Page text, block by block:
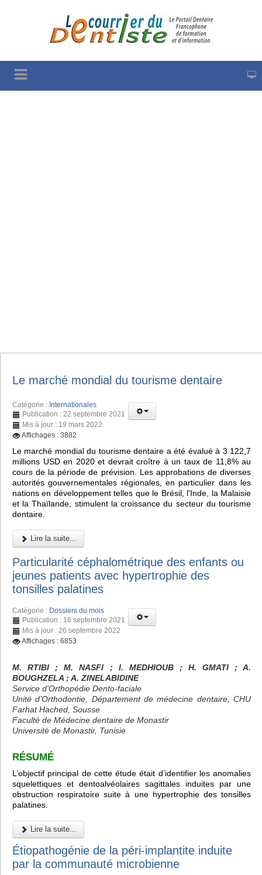
Le marché mondial du tourisme dentaire
Catégorie : Internationales
Publication : 22 septembre 2021
Mis à jour : 19 mars 2022
Affichages : 3882
Le marché mondial du tourisme dentaire a été évalué à 3 122,7
millions USD en 2020 et devrait croître à un taux de 11,8% au
cours de la période de prévision. Les approbations de diverses
autorités gouvernementales régionales, en particulier dans les
nations en développement telles que le Brésil, l'Inde, la Malaisie
et la Thaïlande, stimulent la croissance du secteur du tourisme
dentaire.
Lire la suite...
Particularité céphalométrique des enfants ou
jeunes patients avec hypertrophie des
tonsilles palatines
Catégorie : Dossiers du mois
Publication : 16 septembre 2021
Mis à jour : 26 septembre 2022
Affichages : 6853
M. RTIBI ; M. NASFI ; I. MEDHIOUB ; H. GMATI
; A.
BOUGHZELA ; A. ZINELABIDINE
Service d’Orthopédie Dento-faciale
Unité d’Orthodontie, Département de médecine dentaire, CHU
Farhat Hached, Sousse
Faculté de Médecine dentaire de Monastir
Université de Monastir, Tunisie
RÉSUMÉ
L’objectif principal de cette étude était d’identifier les anomalies
squelettiques et dentoalvéolaires sagittales induites par une
obstruction respiratoire suite à une hypertrophie des tonsilles
palatines.
Lire la suite...
Étiopathogénie de la péri-implantite induite
par la communauté microbienne